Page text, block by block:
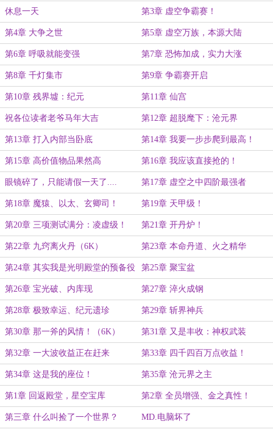
休息一天 第3章 虚空争霸赛！
第4章 大争之世 第5章 虚空万族，本源大陆
第6章 呼吸就能变强 第7章 恐怖加成，实力大涨
第8章 千灯集市 第9章 争霸赛开启
第10章 残界墟：纪元 第11章 仙宫
祝各位读者老爷马年大吉 第12章 超脱麾下：沧元界
第13章 打入内部当卧底 第14章 我要一步步爬到最高！
第15章 高价值物品果然高 第16章 我应该直接抢的！
眼镜碎了，只能请假一天了.... 第17章 虚空之中四阶最强者
第18章 魔猿、以太、玄卿司！ 第19章 天甲级！
第20章 三项测试满分：凌虚级！ 第21章 开丹炉！
第22章 九窍离火丹（6K） 第23章 本命丹道、火之精华
第24章 其实我是光明殿堂的预备役
代行
第25章 聚宝盆
第26章 宝光破、内库现 第27章 淬火成钢
第28章 极致幸运、纪元遗珍 第29章 斩界神兵
第30章 那一斧的风情！（6K） 第31章 又是丰收：神权武装
第32章 一大波收益正在赶来 第33章 四千四百万点收益！
第34章 这是我的座位！ 第35章 沧元界之主
第1章 回返殿堂，星空宝库 第2章 全员增强、金之真性！
第三章 什么叫捡了一个世界？ MD.电脑坏了